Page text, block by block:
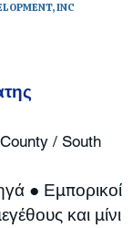
INC
/ South
● Εμπορικοί
και μίνι